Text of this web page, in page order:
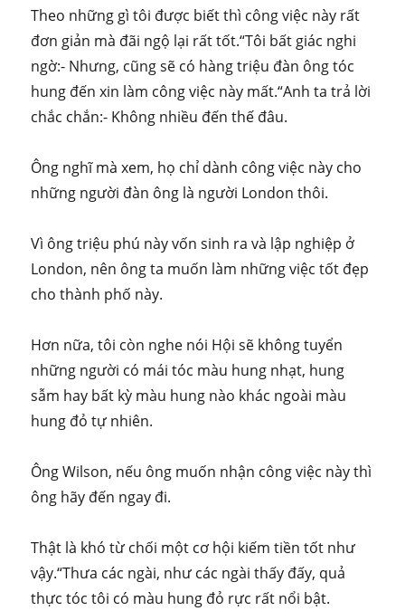
Theo những gì tôi được biết thì công việc này rất
đơn giản mà đãi ngộ lại rất tốt.“Tôi bất giác nghi
ngờ:- Nhưng, cũng sẽ có hàng triệu đàn ông tóc
hung đến xin làm công việc này mất.“Anh ta trả lời
chắc chắn:- Không nhiều đến thế đâu.
Ông nghĩ mà xem, họ chỉ dành công việc này cho
những người đàn ông là người London thôi.
Vì ông triệu phú này vốn sinh ra và lập nghiệp ở
London, nên ông ta muốn làm những việc tốt đẹp
cho thành phố này.
Hơn nữa, tôi còn nghe nói Hội sẽ không tuyển
những người có mái tóc màu hung nhạt, hung
sẫm hay bất kỳ màu hung nào khác ngoài màu
hung đỏ tự nhiên.
Ông Wilson, nếu ông muốn nhận công việc này thì
ông hãy đến ngay đi.
Thật là khó từ chối một cơ hội kiếm tiền tốt như
vậy.“Thưa các ngài, như các ngài thấy đấy, quả
thực tóc tôi có màu hung đỏ rực rất nổi bật.